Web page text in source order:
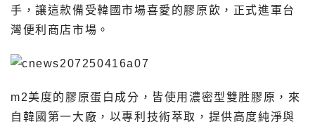
手，讓這款備受韓國市場喜愛的膠原飲，正式進軍台
灣便利商店市場。
m2美度的膠原蛋白成分，皆使用濃密型雙胜膠原，來
自韓國第一大廠，以專利技術萃取，提供高度純淨與